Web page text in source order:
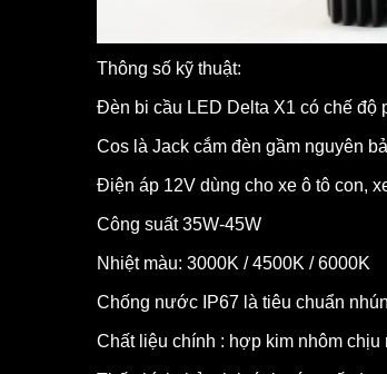
Thông số kỹ thuật:
Đèn bi cầu LED Delta X1 có chế độ
Cos là Jack cắm đèn gầm nguyên
Điện áp 12V dùng cho xe ô tô con,
Công suất 35W-45W
Nhiệt màu: 3000K / 4500K / 6000K
Chống nước IP67 là tiêu chuẩn
Chất liệu chính : hợp kim nhôm chịu